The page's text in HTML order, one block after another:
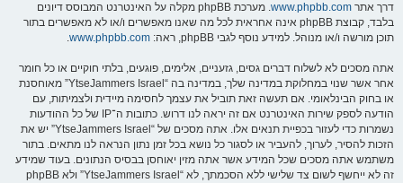
דרך אתר www.phpbb.com
. מערכת phpBB מקלה על האינטרנט המבוסס דיונים
בלבד, קבוצת phpBB אינה אחראית לכל מה שאנו מאפשרים ו/או לא מאפשרים בתור
תוכן מורשה ו/או מנוהל. למידע נוסף לגבי phpBB, ראה:
www.phpbb.com
.
אתה מסכים לא לשלוח דברים גסים, גזעניים, אלימים, פוגעים, בלתי חוקיים או כל חומר
אחר אשר שנוי במחלוקת במדינה שלך, במדינה בה “YtseJammers Israel” מאוחסנת
או בחוק הבינלאומי. אם תעשה זאת תוביל את עצמך לחסימה מיידית ולצמיתות, עם
הודעה לספק שירות האינטרנט אם זה יראה לנו דרוש. כתובות ה־IP של כל ההודעות
נשמרות כדי לעזור בכפיית תנאים אלו. אתה מסכים של “YtseJammers Israel” יש את
הזכות להסיר, לערוך, להעביר או לסגור כל נושא בכל זמן נתון הנראה לנו מתאים. בתור
משתמש אתה מסכים שכל המידע אשר אתה מזין יאוחסן בבסיס הנתונים. בעוד שמידע
זה לא ייחשף לשום צד שלישי ללא הסכמתך, לא “YtseJammers Israel” ולא phpBB